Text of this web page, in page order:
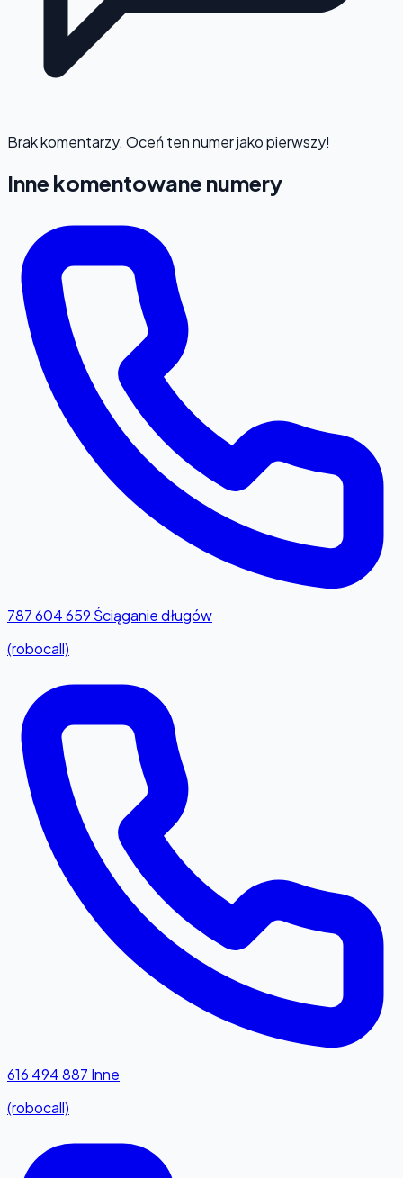
Brak komentarzy. Oceń ten numer jako pierwszy!
Inne komentowane numery
787 604 659 Ściąganie długów
(robocall)
616 494 887 Inne
(robocall)